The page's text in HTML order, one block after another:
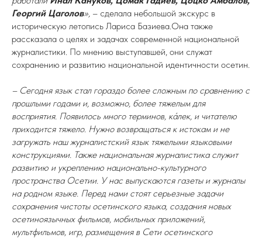
Георгий Цаголов», – сделала небольшой экскурс в
историческую летопись Лариса Базиева.Она также
рассказала о целях и задачах современной национальной
журналистики. По мнению выступавшей, они служат
сохранению и развитию национальной идентичности осетин.
– Сегодня язык стал гораздо более сложным по сравнению с
прошлыми годами и, возможно, более тяжелым для
восприятия. Появилось много терминов, кáлек, и читателю
приходится тяжело. Нужно возвращаться к истокам и не
загружать наш журналистский язык тяжелыми языковыми
конструкциями. Также национальная журналистика служит
развитию и укреплению национально-культурного
пространства Осетии. У нас выпускаются газеты и журналы
на родном языке. Перед нами стоят серьезные задачи
сохранения чистоты осетинского языка, создания новых
осетиноязычных фильмов, мобильных приложений,
мультфильмов, игр, размещения в Сети осетинского